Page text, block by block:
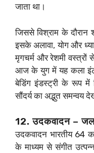
जाता था।
जिससे विश्राम के दौरान
इसके अलावा, योग और
मृगचर्म और रेशमी वस्त्रों
आज के युग में यह कला
बेडिंग इंडस्ट्री के रूप में
सौंदर्य का अद्भुत समन्वय
12. उदकवादन –
उदकवादन भारतीय
के माध्यम से संगीत